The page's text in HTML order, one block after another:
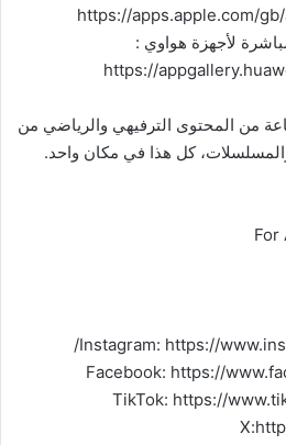
https://apps.apple.com/
https://
بأكثر من 80,000 ساعة من المحتوى الترفيهي والرياضي من
والمسلسلات، كل هذا في مكان واحد.
For
Instagram: https://
Facebook: https://
TikTok: https://